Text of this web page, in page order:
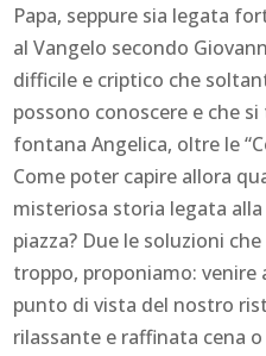
Papa, seppure sia legata
al Vangelo secondo
difficile e criptico che
possono conoscere e che
fontana Angelica, oltre le
Come poter capire allora
misteriosa storia legata
piazza? Due le soluzioni
troppo, proponiamo:
punto di vista del nostro
rilassante e raffinata cena